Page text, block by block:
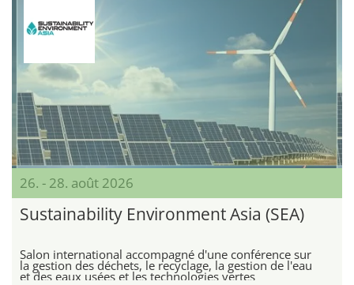
26. - 28. août 2026
Sustainability Environment Asia (SEA)
Salon international accompagné d'une conférence sur
la gestion des déchets, le recyclage, la gestion de l'eau
et des eaux usées et les technologies vertes